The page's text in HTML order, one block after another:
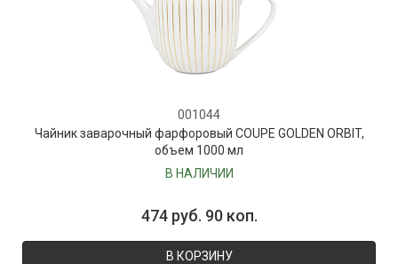
001044
Чайник заварочный фарфоровый COUPE GOLDEN ORBIT,
объем 1000 мл
В НАЛИЧИИ
474 руб. 90 коп.
В КОРЗИНУ